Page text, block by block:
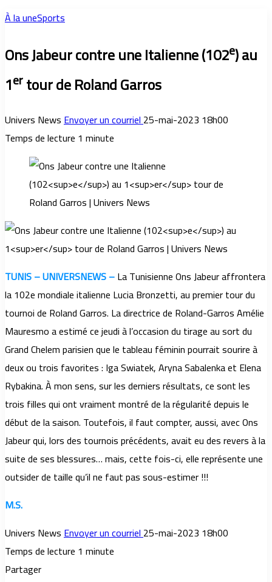
À la uneSports
Ons Jabeur contre une Italienne (102e) au
1ertour de Roland Garros
Univers NewsEnvoyer un courriel25-mai-2023 18h00
Temps de lecture 1 minute
TUNIS – UNIVERSNEWS –La Tunisienne Ons Jabeur affrontera
la 102e mondiale italienne Lucia Bronzetti, au premier tour du
tournoi de Roland Garros. La directrice de Roland-Garros Amélie
Mauresmo a estimé ce jeudi à l’occasion du tirage au sort du
Grand Chelem parisien que le tableau féminin pourrait sourire à
deux ou trois favorites : Iga Swiatek, Aryna Sabalenka et Elena
Rybakina. À mon sens, sur les derniers résultats, ce sont les
trois filles qui ont vraiment montré de la régularité depuis le
début de la saison. Toutefois, il faut compter, aussi, avec Ons
Jabeur qui, lors des tournois précédents, avait eu des revers à la
suite de ses blessures… mais, cette fois-ci, elle représente une
outsider de taille qu’il ne faut pas sous-estimer !!!
M.S.
Univers NewsEnvoyer un courriel25-mai-2023 18h00
Temps de lecture 1 minute
Partager